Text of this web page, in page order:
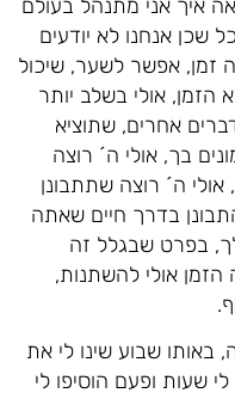
איך אני מתנהל בעולם
שכן אנחנו לא יודעים
זמן, אפשר לשער, שיכול
אולי בשלב יותר
אחרים, שתוציא
בך, אולי ה´ רוצה
ה´ רוצה שתתבונן
בדרך חיים שאתה
בפרט שבגלל זה
אולי להשתנות,
שבוע שינו לי את
שעות ופעם הוסיפו לי